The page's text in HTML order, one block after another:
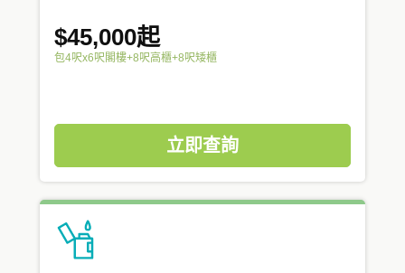
$45,000起
包4呎x6呎閣樓+8呎高櫃+8呎矮櫃
立即查詢